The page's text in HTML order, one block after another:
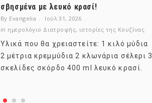
σβησμένα με λευκό κρασί!
By Evangelia
Ιούλ 31, 2026
in ημερολόγιο Διατροφής, ιστορίες της Κουζίνας
Υλικά που θα χρειαστείτε: 1 κιλό μύδια
2 μέτρια κρεμμύδια 2 κλωνάρια σέλερι 3
σκελίδες σκόρδο 400 ml λευκό κρασί.